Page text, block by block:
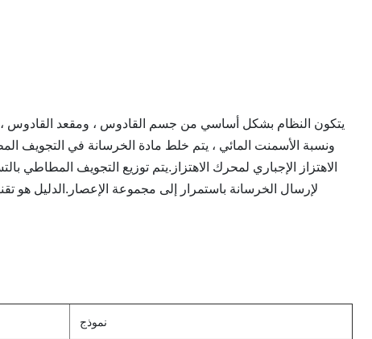
يتكون النظام بشكل أساسي من جسم القادوس ، ومقعد القادوس ،
ونسبة الأسمنت المائي ، يتم خلط مادة الخرسانة في
الاهتزاز الإجباري لمحرك الاهتزاز.يتم توزيع التجويف
لإرسال الخرسانة باستمرار إلى مجموعة الإعصار.الدليل هو
نموذج